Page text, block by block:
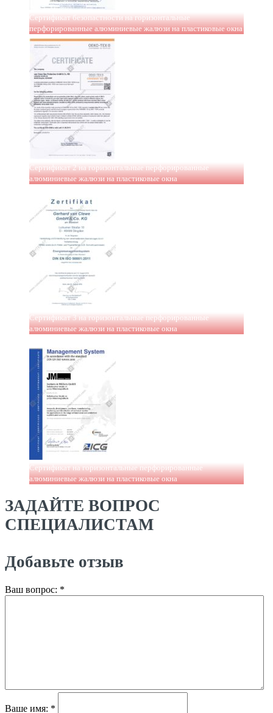
Сертификат безопастности на горизонтальные
перфорированные алюминиевые жалюзи на пластиковые окна
Сертификат 2 на горизонтальные перфорированные
алюминиевые жалюзи на пластиковые окна
Сертификат 3 на горизонтальные перфорированные
алюминиевые жалюзи на пластиковые окна
Сертификат на горизонтальные перфорированные
алюминиевые жалюзи на пластиковые окна
ЗАДАЙТЕ ВОПРОС
СПЕЦИАЛИСТАМ
Добавьте отзыв
Ваш вопрос: *
Ваше имя: *